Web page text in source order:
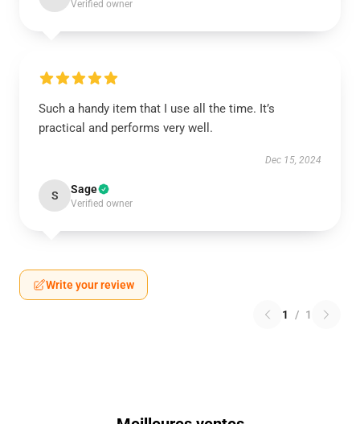
Verified owner
Such a handy item that I use all the time. It’s
practical and performs very well.
Dec 15, 2024
S Sage
Verified owner
Write your review
1 / 1